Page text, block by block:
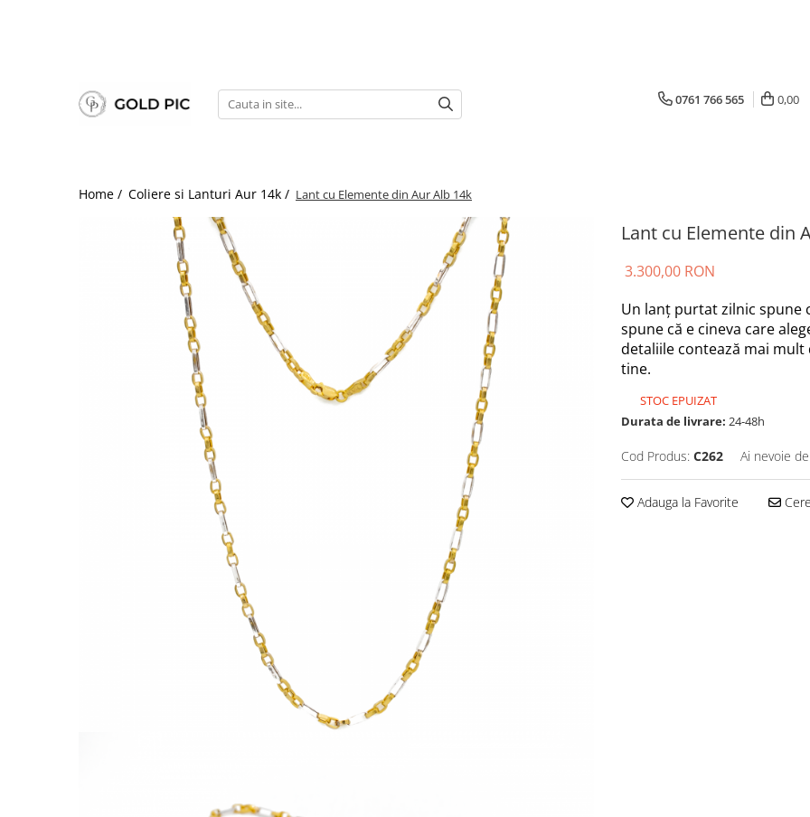
0761 766 565 0,00
Home / Coliere si Lanturi Aur 14k / Lant cu Elemente din Aur Alb 14k
Lant cu Elemente din
3.300,00 RON
Un lanț purtat zilnic spune
spune că e cineva care
detaliile contează mai mult
tine.
STOC EPUIZAT
Durata de livrare: 24-48h
Cod Produs: C262 Ai nevoie
Adauga la Favorite